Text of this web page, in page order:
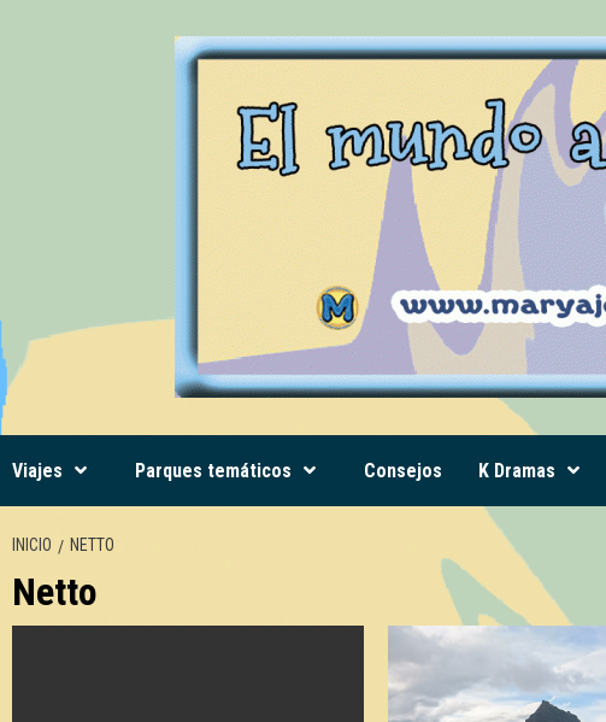
Viajes Parques temáticos Consejos K Dramas
INICIO NETTO
Netto